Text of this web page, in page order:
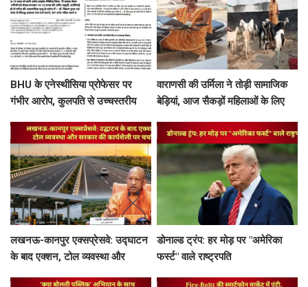
BHU के एनेस्थीसिया प्रोफेसर पर
गंभीर आरोप, कुलपति से उच्चस्तरीय
वाराणसी की उर्मिला ने तोड़ी सामाजिक
बेड़ियां, आज सैकड़ों महिलाओं के लिए
लखनऊ-कानपुर एक्सप्रेसवे: उद्घाटन
के बाद एक्शन, टोल व्यवस्था और
डोनाल्ड ट्रंप: हर मोड़ पर "अमेरिका
फर्स्ट" वाले राष्ट्रपति